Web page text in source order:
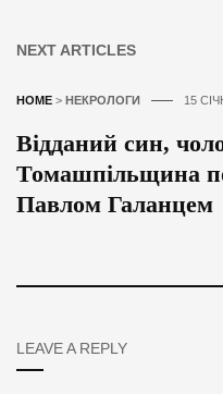
NEXT ARTICLES
HOME > НЕКРОЛОГИ 15
Відданий син,
Томашпільщина
Павлом Галанцем
LEAVE A REPLY